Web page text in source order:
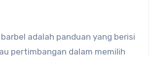
adalah panduan yang berisi
pertimbangan dalam memilih